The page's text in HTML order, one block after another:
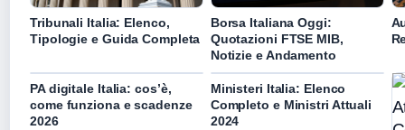
Tribunali Italia: Elenco,
Tipologie e Guida Completa
Borsa Italiana Oggi:
Quotazioni FTSE MIB,
Notizie e Andamento
PA digitale Italia: cos’è,
come funziona e scadenze
2026
Ministeri Italia: Elenco
Completo e Ministri Attuali
2024